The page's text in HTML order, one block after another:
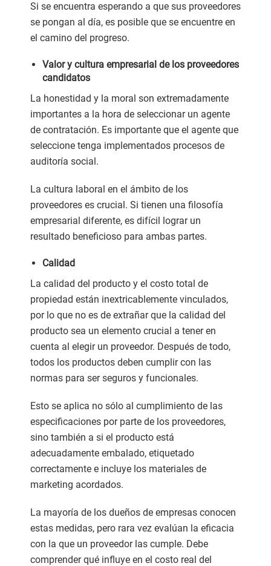
Si se encuentra esperando a que sus proveedores
se pongan al día, es posible que se encuentre en
el camino del progreso.
Valor y cultura empresarial de los proveedores
candidatos
La honestidad y la moral son extremadamente
importantes a la hora de seleccionar un agente
de contratación. Es importante que el agente que
seleccione tenga implementados procesos de
auditoría social.
La cultura laboral en el ámbito de los
proveedores es crucial. Si tienen una filosofía
empresarial diferente, es difícil lograr un
resultado beneficioso para ambas partes.
Calidad
La calidad del producto y el costo total de
propiedad están inextricablemente vinculados,
por lo que no es de extrañar que la calidad del
producto sea un elemento crucial a tener en
cuenta al elegir un proveedor. Después de todo,
todos los productos deben cumplir con las
normas para ser seguros y funcionales.
Esto se aplica no sólo al cumplimiento de las
especificaciones por parte de los proveedores,
sino también a si el producto está
adecuadamente embalado, etiquetado
correctamente e incluye los materiales de
marketing acordados.
La mayoría de los dueños de empresas conocen
estas medidas, pero rara vez evalúan la eficacia
con la que un proveedor las cumple. Debe
comprender qué influye en el costo real del